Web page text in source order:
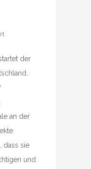
der
an der
dass sie
und